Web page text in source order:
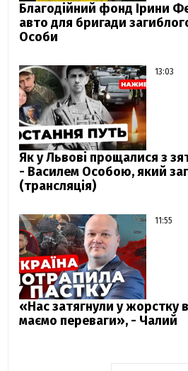
Благодійний фонд Ірини
авто для бригади
Особи
13:03
Як у Львові прощалися з
- Василем Особою, який
(трансляція)
11:55
«Нас затягнули у жорстку
маємо переваги», - Чалий